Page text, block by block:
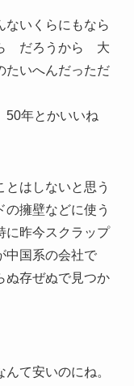
いくらにもなら
だろうから 大
いへんだっただ
年とかいいね
とはしないと思う
擁壁などに使う
に昨今スクラップ
中国系の会社で
ぬ存ぜぬで見つか
て安いのにね。